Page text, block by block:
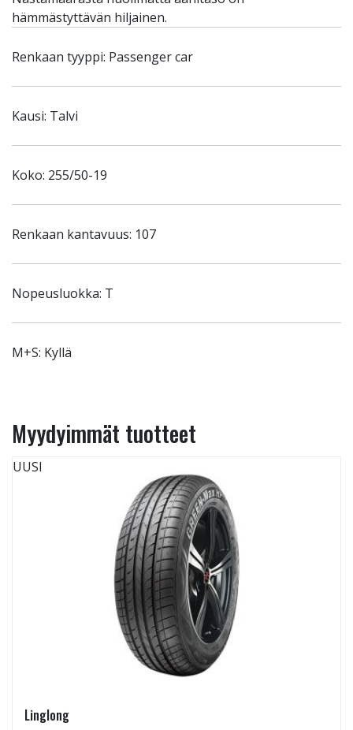
hämmästyttävän hiljainen.
Renkaan tyyppi: Passenger car
Kausi: Talvi
Koko: 255/50-19
Renkaan kantavuus: 107
Nopeusluokka: T
M+S: Kyllä
Myydyimmät tuotteet
UUSI
Linglong